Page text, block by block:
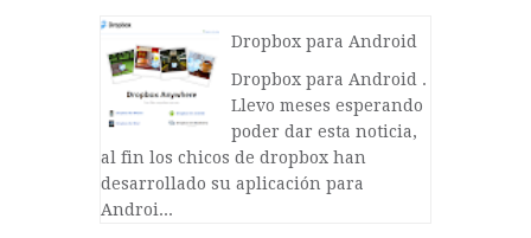
Dropbox para Android
Dropbox para Android .
Llevo meses esperando
poder dar esta noticia,
al fin los chicos de dropbox han
desarrollado su aplicación para
Androi...